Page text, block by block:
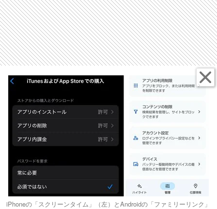
iPhoneの「スクリーンタイム」（左）とAndroidの「ファミリーリンク」